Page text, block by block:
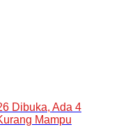
Dibuka, Ada 4
Mampu